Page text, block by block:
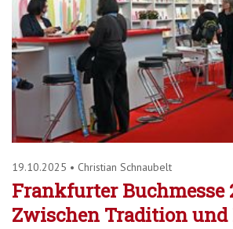
19.10.2025 • Christian Schnaubelt
Frankfurter Buchmesse
Zwischen Tradition